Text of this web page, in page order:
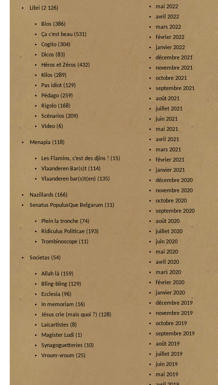
Libri (2 126)
Bios (386)
Ça c’est beau (531)
Cogito (304)
Dicos (83)
Héros et Zéros (432)
Kilos (289)
Pas idiot (129)
Pédago (259)
Rigolo (168)
Scénarios (209)
Video (6)
Menapia (118)
Les Flamins, c’est des djins ! (15)
Vlaanderen Bar(s)t (114)
Vlaanderen bar(s)t(en) (135)
Nazillards (166)
Senatus PopulusQue Belgarum (11)
Plein la tronche (74)
Ridiculus Politicae (193)
Trombinoscope (11)
Societas (54)
Allah là (159)
Bling-bling (129)
Ecclesia (96)
In memoriam (16)
Jésus crie (mais quoi ?) (128)
Laïcartistes (8)
Magister Ludi (1)
Synagoguetteries (10)
Vroum-vroum (25)
mai 2022
avril 2022
mars 2022
février 2022
janvier 2022
décembre 2021
novembre 2021
octobre 2021
septembre 2021
août 2021
juillet 2021
juin 2021
mai 2021
avril 2021
mars 2021
février 2021
janvier 2021
décembre 2020
novembre 2020
octobre 2020
septembre 2020
août 2020
juillet 2020
juin 2020
mai 2020
avril 2020
mars 2020
février 2020
janvier 2020
décembre 2019
novembre 2019
octobre 2019
septembre 2019
août 2019
juillet 2019
juin 2019
mai 2019